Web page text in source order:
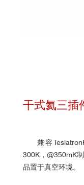
干式氦三插
兼容
300K，@350mK
品置于真空环境。